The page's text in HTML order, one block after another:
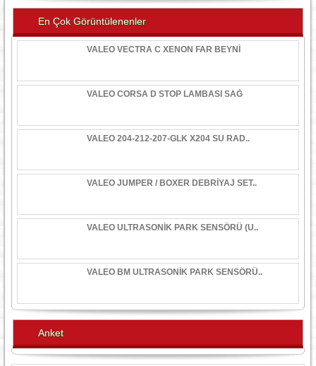
En Çok Görüntülenenler
VALEO VECTRA C XENON FAR BEYNİ
VALEO CORSA D STOP LAMBASI SAĞ
VALEO 204-212-207-GLK X204 SU RAD..
VALEO JUMPER / BOXER DEBRİYAJ SET..
VALEO ULTRASONİK PARK SENSÖRÜ (U..
VALEO BM ULTRASONİK PARK SENSÖRÜ..
Anket